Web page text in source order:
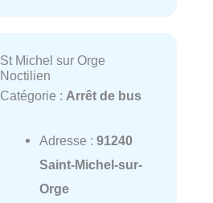
St Michel sur Orge
Noctilien
Catégorie : Arrêt de bus
Adresse : 91240
Saint-Michel-sur-
Orge